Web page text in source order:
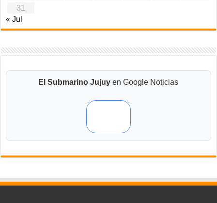
31
« Jul
El Submarino Jujuy en Google Noticias